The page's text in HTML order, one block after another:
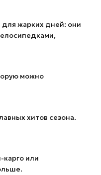
жарких дней: они
можно
хитов сезона.
или